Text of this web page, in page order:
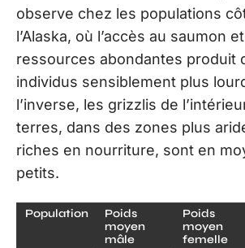
observe chez les populations
l’Alaska, où l’accès au saumon
ressources abondantes produit
individus sensiblement plus
l’inverse, les grizzlis de
terres, dans des zones plus
riches en nourriture, sont en
petits.
Population
Poids
moyen
mâle
Poids
moyen
femelle